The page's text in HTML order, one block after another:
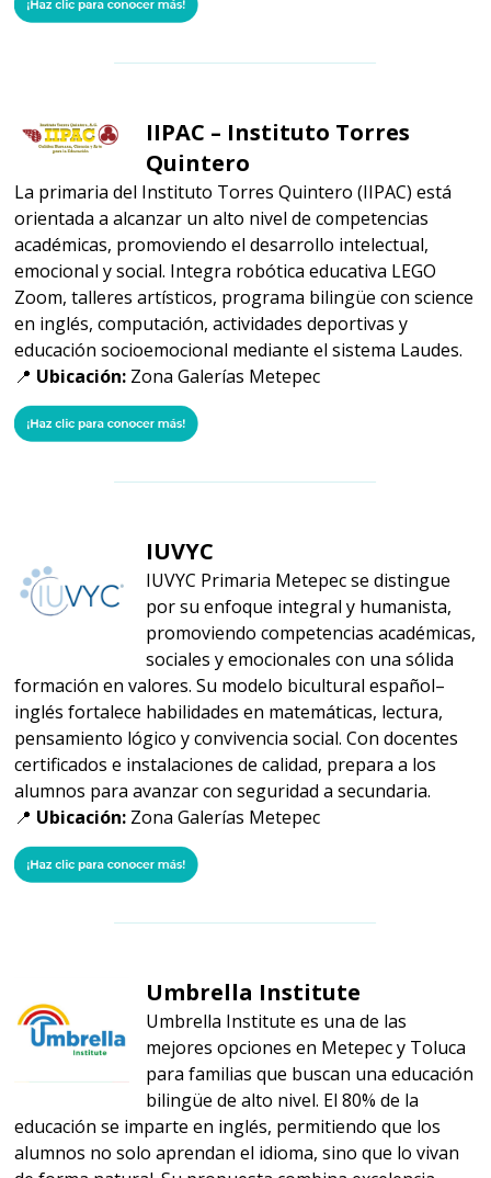
IIPAC – Instituto Torres
Quintero
La primaria del Instituto Torres Quintero (IIPAC) está
orientada a alcanzar un alto nivel de competencias
académicas, promoviendo el desarrollo intelectual,
emocional y social. Integra robótica educativa LEGO
Zoom, talleres artísticos, programa bilingüe con science
en inglés, computación, actividades deportivas y
educación socioemocional mediante el sistema Laudes.
📍 Ubicación: Zona Galerías Metepec
IUVYC
IUVYC Primaria Metepec se distingue
por su enfoque integral y humanista,
promoviendo competencias académicas,
sociales y emocionales con una sólida
formación en valores. Su modelo bicultural español–
inglés fortalece habilidades en matemáticas, lectura,
pensamiento lógico y convivencia social. Con docentes
certificados e instalaciones de calidad, prepara a los
alumnos para avanzar con seguridad a secundaria.
📍 Ubicación: Zona Galerías Metepec
Umbrella Institute
Umbrella Institute es una de las
mejores opciones en Metepec y Toluca
para familias que buscan una educación
bilingüe de alto nivel. El 80% de la
educación se imparte en inglés, permitiendo que los
alumnos no solo aprendan el idioma, sino que lo vivan